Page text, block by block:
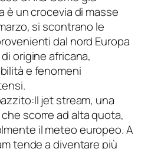
è un crocevia di masse
si scontrano le
dal nord Europa
origine africana,
e fenomeni
jet stream, una
scorre ad alta quota,
il meteo europeo. A
tende a diventare più